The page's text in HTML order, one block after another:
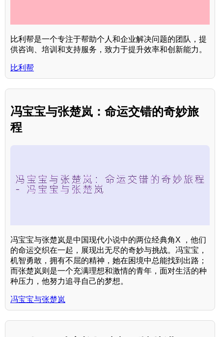
比利帮是一个专注于帮助个人和企业解决问题的团队，提
供咨询、培训和支持服务，致力于提升效率和创新能力。
比利帮
冯宝宝与张楚岚：命运交错的奇妙旅
程
冯宝宝与张楚岚是中国现代小说中的两位经典角X ，他们
的命运交织在一起，展现出无尽的奇妙与挑战。冯宝宝，
机智勇敢，拥有不屈的精神，她在困境中总能找到出路；
而张楚岚则是一个充满理想和激情的青年，面对生活的种
种压力，他努力追寻自己的梦想。
冯宝宝与张楚岚